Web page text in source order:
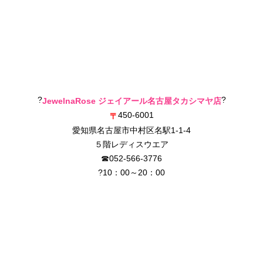
?JewelnaRose ジェイアール名古屋タカシマヤ店?
〒450-6001
愛知県名古屋市中村区名駅1-1-4
５階レディスウエア
☎052-566-3776
?10：00～20：00